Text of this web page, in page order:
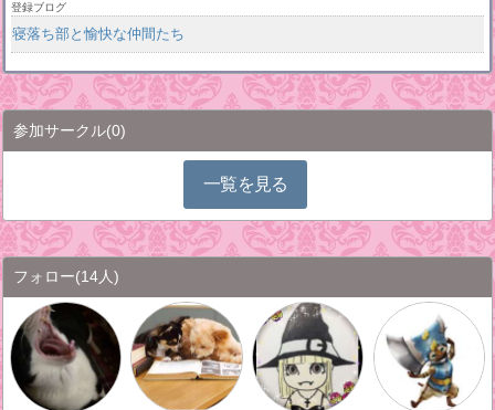
登録ブログ
寝落ち部と愉快な仲間たち
参加サークル(0)
一覧を見る
フォロー(14人)